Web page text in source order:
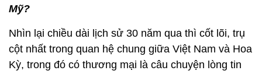
Mỹ?
Nhìn lại chiều dài lịch sử 30 năm qua thì cốt lõi, trụ
cột nhất trong quan hệ chung giữa Việt Nam và Hoa
Kỳ, trong đó có thương mại là câu chuyện lòng tin